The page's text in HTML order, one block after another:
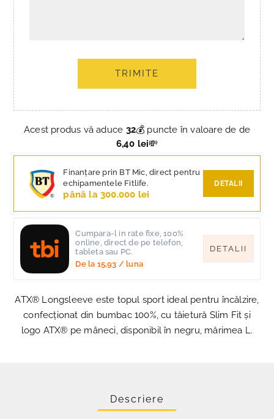
TRIMITE
Acest produs vă aduce 32💰 puncte în valoare de de
6,40 lei💸
Finanțare prin BT Mic, direct pentru
echipamentele Fitlife.
până la 300.000 lei
DETALII
Cumpara-l in rate fixe, 100%
online, direct de pe telefon,
tableta sau PC.
De la 15,93 / luna
DETALII
ATX® Longsleeve este topul sport ideal pentru încălzire,
confecționat din bumbac 100%, cu tăietură Slim Fit și
logo ATX® pe mâneci, disponibil în negru, mărimea L.
Descriere